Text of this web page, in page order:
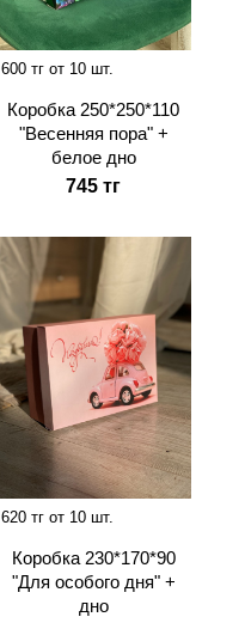
600 тг от 10 шт.
Коробка 250*250*110
"Весенняя пора" +
белое дно
745 тг
620 тг от 10 шт.
Коробка 230*170*90
"Для особого дня" +
дно